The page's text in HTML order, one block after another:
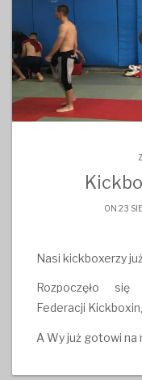
ON 23
Nasi kickboxerzy
Rozpoczęło się
Federacji
A Wy już gotowi na